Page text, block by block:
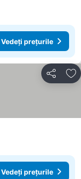
Vedeți prețurile
Distribuiți
Vedeți prețurile